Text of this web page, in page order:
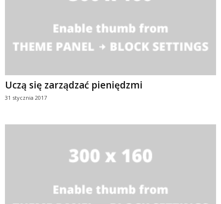
Uczą się zarządzać pieniędzmi
31 stycznia 2017